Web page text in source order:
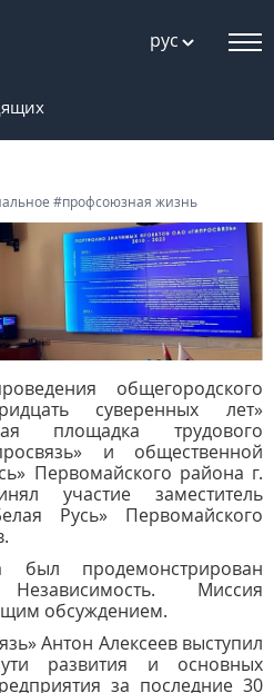
рус
#профсоюзная жизнь
общегородского
суверенных лет»
площадка трудового
и общественной
Первомайского района г.
участие заместитель
Русь» Первомайского
был продемонстрирован
Миссия
обсуждением.
Антон Алексеев выступил
развития и основных
за последние 30